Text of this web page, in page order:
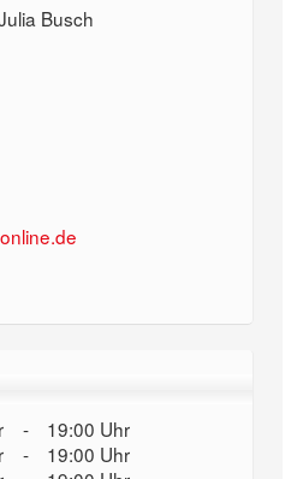
Busch
-
19:00 Uhr
-
19:00 Uhr